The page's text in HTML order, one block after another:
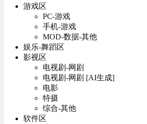
游戏区
PC-游戏
手机-游戏
MOD-数据-其他
娱乐-舞蹈区
影视区
电视剧-网剧
电视剧-网剧 [AI生成]
电影
特摄
综合-其他
软件区